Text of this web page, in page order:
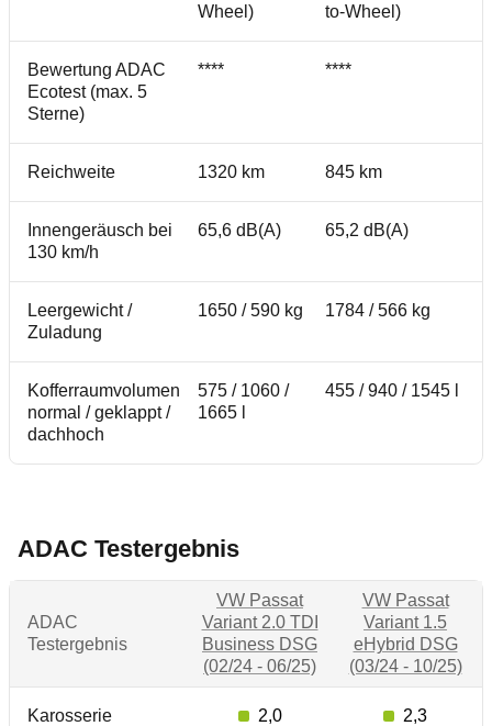
Wheel)
to-Wheel)
Bewertung ADAC
Ecotest (max. 5
Sterne)
**** ****
Reichweite 1320 km 845 km
Innengeräusch bei
130 km/h
65,6 dB(A) 65,2 dB(A)
Leergewicht /
Zuladung
1650 / 590 kg 1784 / 566 kg
Kofferraumvolumen
normal / geklappt /
dachhoch
575 / 1060 /
1665 l
455 / 940 / 1545 l
ADAC Testergebnis
ADAC
Testergebnis
VW Passat
Variant 2.0 TDI
Business DSG
(02/24 - 06/25)
VW Passat
Variant 1.5
eHybrid DSG
(03/24 - 10/25)
Karosserie 2,0 2,3